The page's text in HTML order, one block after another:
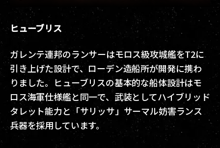
ヒューブリス
ガレンテ連邦のランサーはモロス級攻城艦をT2に
引き上げた設計で、ローデン造船所が開発に携わ
りました。ヒューブリスの基本的な船体設計はモ
ロス海軍仕様艦と同一で、武装としてハイブリッド
タレット能力と「サリッサ」サーマル妨害ランス
兵器を採用しています。